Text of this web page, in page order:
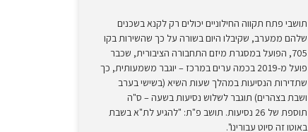
תושבי פתח תקווה החילוניים יכולים רק לקנא בשכנים
שלהם ממערב, שקיבלו היום בשורה על כך שהשירות בקו
705, הפועל במסגרת מיזם התחבורה הציבורית, שכבר
פועל מ-2019 בכמה ערים במרכז – יוגבר משמעותית, כך
שתדירות הנסיעות במהלך שעות השיא (בשישי בערב
ושבת בצהרים) תוגבר לשלוש נסיעות בשעה – ס"ה
תוספת של 26 נסיעות. תושב פ"ת: "להגיע לת"א בשבת
באוטו זה סיוט עבורינו".